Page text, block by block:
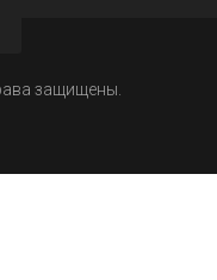
защищены.